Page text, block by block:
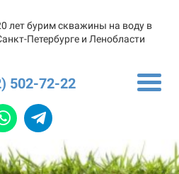
лет бурим скважины на воду в
Петербурге и Ленобласти
502-72-22